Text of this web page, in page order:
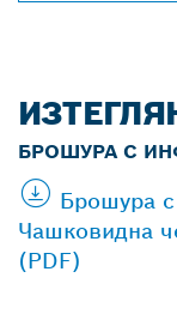
БРОШУРА С
Брошура
Чашковидна
(PDF)